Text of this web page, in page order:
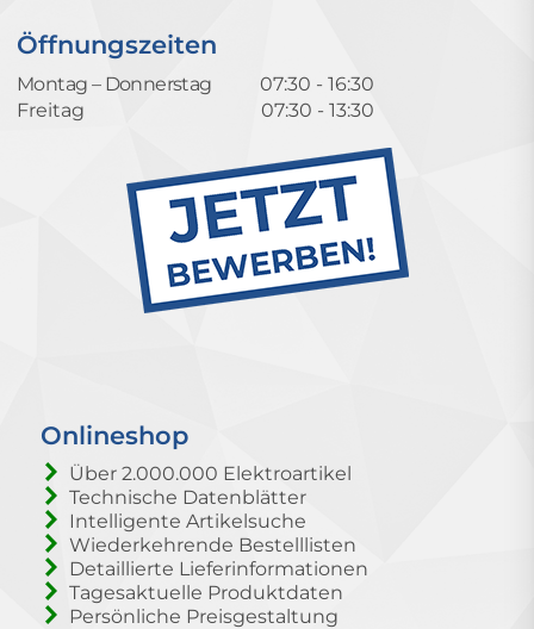
Öffnungszeiten
Montag – Donnerstag
07:30 - 16:30
Freitag
07:30 - 13:30
Onlineshop
Über 2.000.000 Elektroartikel
Technische Datenblätter
Intelligente Artikelsuche
Wiederkehrende Bestelllisten
Detaillierte Lieferinformationen
Tagesaktuelle Produktdaten
Persönliche Preisgestaltung